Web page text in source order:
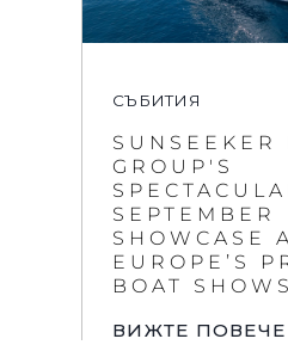
СЪБИТИЯ
SUNSEEKER
GROUP'S
SEPTEMBER
SHOWCASE
EUROPE’S
BOAT SHOWS
ВИЖТЕ ПОВЕЧЕ